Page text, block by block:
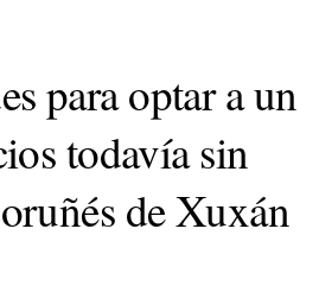
para optar a un
todavía sin
de Xuxán